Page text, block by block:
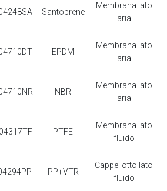
Santoprene
Membrana lato
aria
EPDM
Membrana lato
aria
NBR
Membrana lato
aria
PTFE
Membrana lato
fluido
PP+VTR
Cappellotto lato
fluido